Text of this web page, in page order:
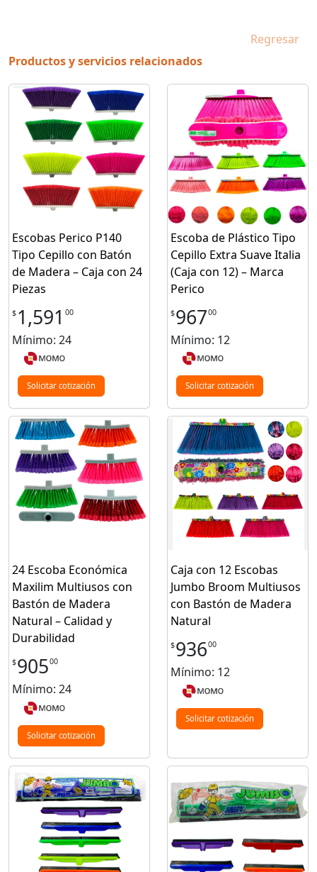
Regresar
Productos y servicios relacionados
Escobas Perico P140
Tipo Cepillo con Batón
de Madera – Caja con 24
Piezas
$ 1,591 00
Mínimo: 24
Solicitar cotización
Escoba de Plástico Tipo
Cepillo Extra Suave Italia
(Caja con 12) – Marca
Perico
$96700
Mínimo: 12
Solicitar cotización
24 Escoba Económica
Maxilim Multiusos con
Bastón de Madera
Natural – Calidad y
Durabilidad
$90500
Mínimo: 24
Solicitar cotización
Caja con 12 Escobas
Jumbo Broom Multiusos
con Bastón de Madera
Natural
$93600
Mínimo: 12
Solicitar cotización